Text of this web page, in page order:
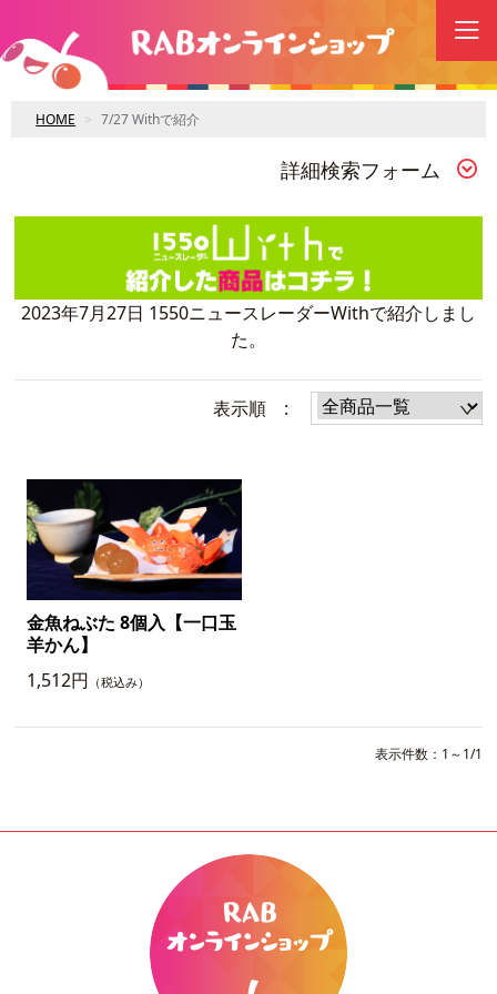
HOME 7/27 Withで紹介
詳細検索フォーム
2023年7月27日 1550ニュースレーダーWithで紹介しまし
た。
表示順 :
金魚ねぶた 8個入【一口玉
羊かん】
1,512円 （税込み）
表示件数：1～1/1